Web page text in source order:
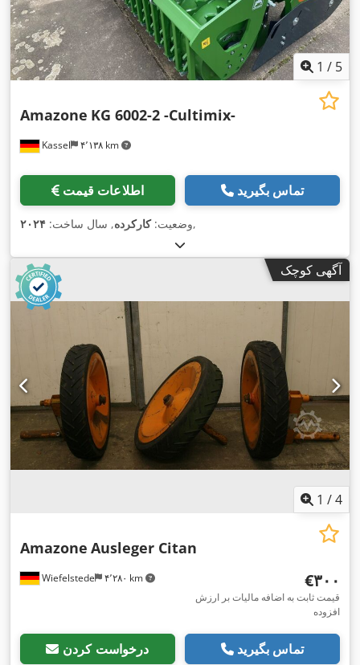
1 / 5
Kassel ۴٬۱۳۸ km
Amazone KG 6002-2 -Cultimix-
اطلاعات قیمت تماس بگیرید
وضعیت:کارکرده, سال ساخت: ۲۰۲۴ ,
آگهی کوچک
1 /4
Wiefelstede ۴٬۲۸۰ km
Amazone Ausleger Citan
‎€۳۰۰
قیمت ثابت به اضافه مالیات بر ارزش
افزوده
درخواست کردن تماس بگیرید